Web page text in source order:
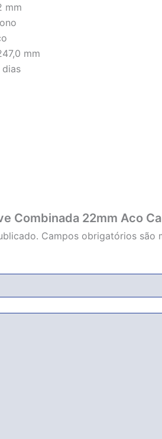
mm
mm
dias
Combinada 22mm Aco
Campos obrigatórios são